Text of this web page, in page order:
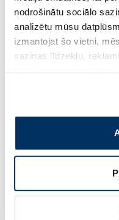
nodrošinātu sociālo
analizētu mūsu
izmantojat šo vietni,
saziņas līdzekļu,
pakalpojumus. Ja
izmantošanai, lūdzu,
Standarta cena: 6.39 €
Page 1 of 10
Augsti